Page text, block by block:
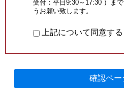
受付：平日9:30～17:30 ）ま
うお願い致します。
上記について同意する
確認ペー